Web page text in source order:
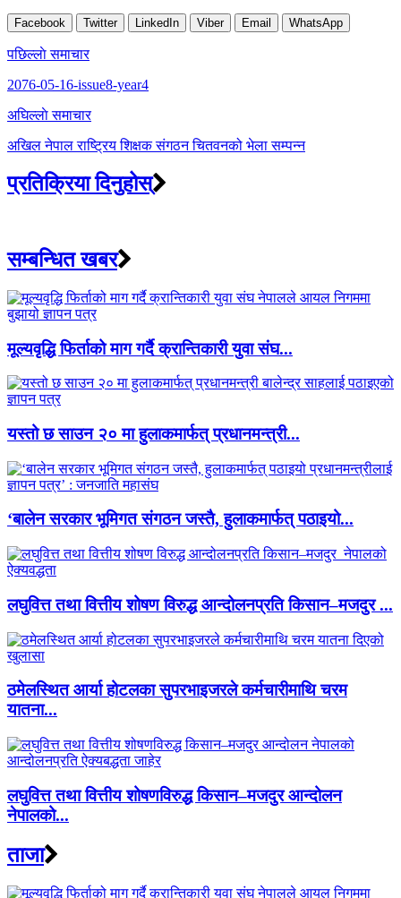
Facebook Twitter LinkedIn Viber Email WhatsApp
Post
navigation
पछिल्लाे समाचार
2076-05-16-issue8-year4
अघिल्लाे समाचार
अखिल नेपाल राष्ट्रिय शिक्षक संगठन चितवनको भेला सम्पन्न
प्रतिक्रिया दिनुहोस्
सम्बन्धित खबर
मूल्यवृद्धि फिर्ताको माग गर्दै क्रान्तिकारी युवा संघ...
यस्तो छ साउन २० मा हुलाकमार्फत् प्रधानमन्त्री...
‘बालेन सरकार भूमिगत संगठन जस्तै, हुलाकमार्फत् पठाइयो...
लघुवित्त तथा वित्तीय शोषण विरुद्ध आन्दोलनप्रति किसान–मजदुर ...
ठमेलस्थित आर्या होटलका सुपरभाइजरले कर्मचारीमाथि चरम
यातना...
लघुवित्त तथा वित्तीय शोषणविरुद्ध किसान–मजदुर आन्दोलन
नेपालको...
ताजा